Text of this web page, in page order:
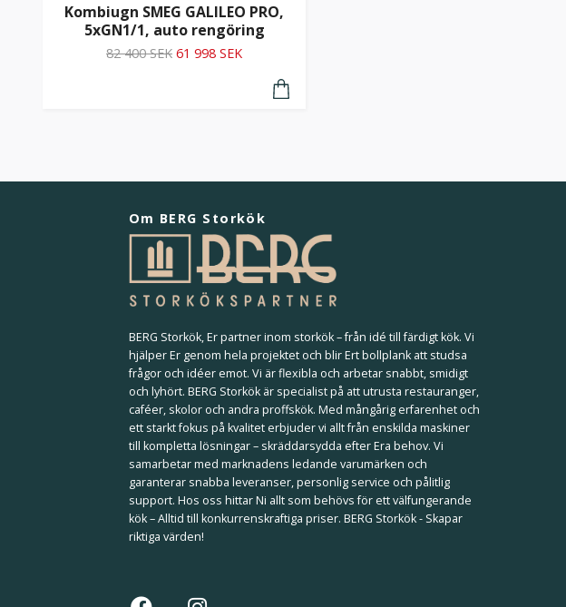
Kombiugn SMEG GALILEO PRO,
5xGN1/1, auto rengöring
82 400 SEK 61 998 SEK
Om BERG Storkök
BERG Storkök, Er partner inom storkök – från idé till färdigt kök. Vi
hjälper Er genom hela projektet och blir Ert bollplank att studsa
frågor och idéer emot. Vi är flexibla och arbetar snabbt, smidigt
och lyhört. BERG Storkök är specialist på att utrusta restauranger,
caféer, skolor och andra proffskök. Med mångårig erfarenhet och
ett starkt fokus på kvalitet erbjuder vi allt från enskilda maskiner
till kompletta lösningar – skräddarsydda efter Era behov. Vi
samarbetar med marknadens ledande varumärken och
garanterar snabba leveranser, personlig service och pålitlig
support. Hos oss hittar Ni allt som behövs för ett välfungerande
kök – Alltid till konkurrenskraftiga priser. BERG Storkök - Skapar
riktiga värden!